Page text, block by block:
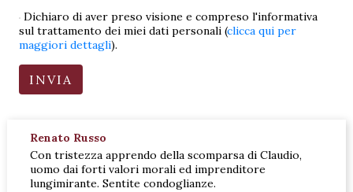
Dichiaro di aver preso visione e compreso l'informativa
sul trattamento dei miei dati personali (clicca qui per
maggiori dettagli).
Renato Russo
Con tristezza apprendo della scomparsa di Claudio,
uomo dai forti valori morali ed imprenditore
lungimirante. Sentite condoglianze.